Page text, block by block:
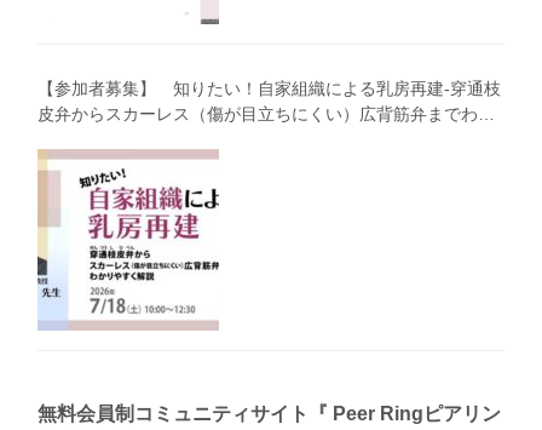
【参加者募集】 知りたい！自家組織による乳房再建-穿通枝
皮弁からスカーレス（傷が目立ちにくい）広背筋弁までわか
無料会員制コミュニティサイト『 Peer Ringピアリン